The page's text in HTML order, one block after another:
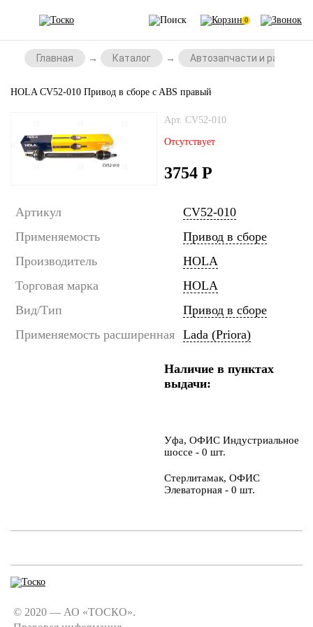
0
Главная Каталог Автозапчасти и
HOLA CV52-010 Привод в сборе c ABS правый
Арт. CV52-010
Отсутствует
3754 Р
Артикул
CV52-010
Применяемость
Привод в сборе
Производитель
HOLA
Торговая марка
HOLA
Вид/Тип
Привод в сборе
Применяемость расширенная Lada (Priora)
Наличие в пунктах
выдачи:
Уфа, ОФИС Индустриальное
шоссе - 0 шт.
Стерлитамак, ОФИС
Элеваторная - 0 шт.
© 2020 — АО «ТОСКО».